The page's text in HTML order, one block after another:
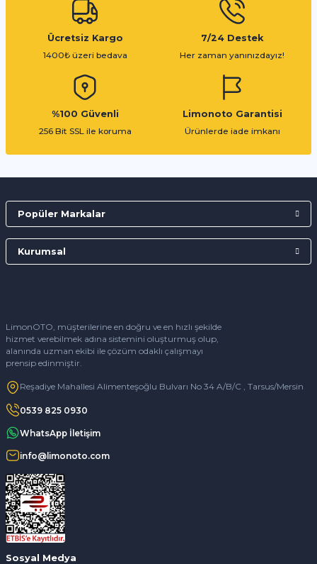
Ücretsiz Kargo
1400₺ üzeri bedava
7/24 Destek
Her zaman yanınızdayız!
%100 Güvenli
256 Bit SSL ile koruma
Limonoto Garantisi
Ürünlerde iade imkanı
LimonOTO, müşterilerine en doğru ve en hızlı şekilde
hizmet verebilmek adına sistemini oluşturmuş olup,
alanında uzman ekibi ile çözüm odaklı çalışmayı
prensip edinmiştir.
Reşadiye Mahallesi Alimenteşoğlu Bulvarı No 34 A/B/C , Tarsus/Mersin
0539 825 0930
WhatsApp İletişim
info@limonoto.com
Popüler Markalar
Kurumsal
Sosyal Medya